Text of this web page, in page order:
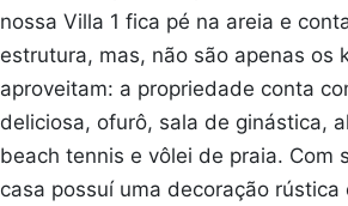
nossa Villa 1 fica pé na areia e
estrutura, mas, não são apenas os
aproveitam: a propriedade conta
deliciosa, ofurô, sala de ginástica,
beach tennis e vôlei de praia. Com
casa possuí uma decoração rústica